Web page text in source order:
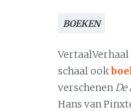
BOEKEN
schaal ook
verschenenDe
Hans van